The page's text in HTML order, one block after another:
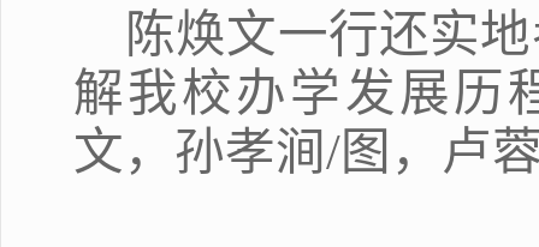
陈焕文一行还实
解我校办学发展历
文，孙孝涧 /图，卢